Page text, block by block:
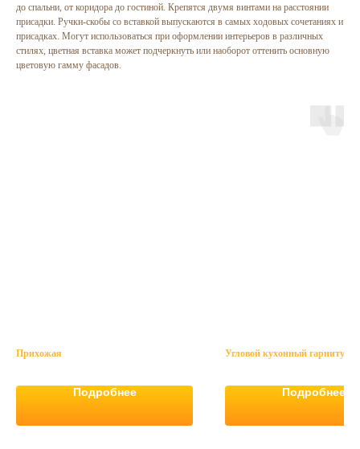
до спальни, от коридора до гостиной. Крепятся двумя винтами на расстоянии
присадки. Ручки-скобы со вставкой выпускаются в самых ходовых сочетаниях и
присадках. Могут использоваться при оформлении интерьеров в различных
стилях, цветная вставка может подчеркнуть или наоборот оттенить основную
цветовую гамму фасадов.
Прихожая
Подробнее
Угловой кухонный гарнитур
Подробнее